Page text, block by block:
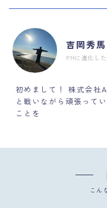
吉岡秀馬
PMに進化し
初めまして！ 株式会社
と戦いながら頑張って
ことを
こん